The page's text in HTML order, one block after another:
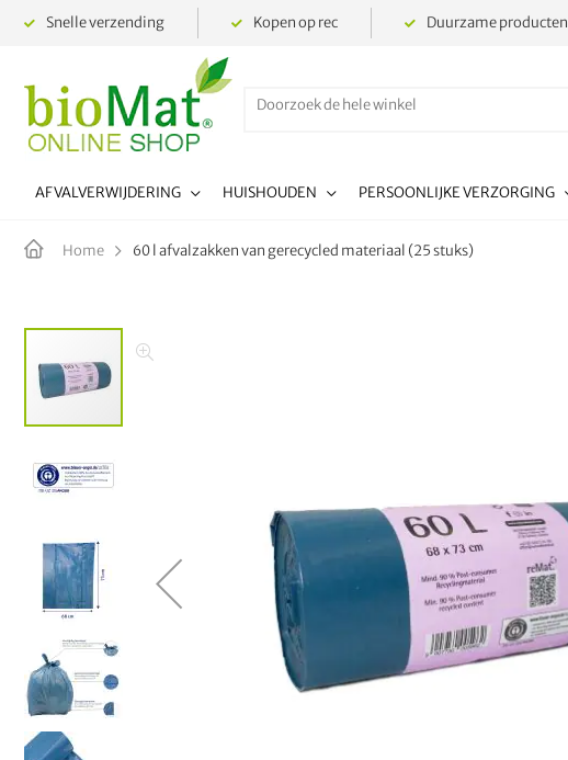
Snelle verzending Kopen op rec Duurzame producten
AFVALVERWIJDERING HUISHOUDEN PERSOONLIJKE VERZORGING
Home 60 l afvalzakken van gerecycled materiaal (25 stuks)